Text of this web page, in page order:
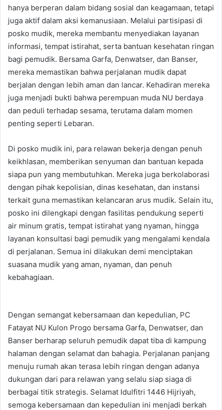
hanya berperan dalam bidang sosial dan keagamaan, tetapi
juga aktif dalam aksi kemanusiaan. Melalui partisipasi di
posko mudik, mereka membantu menyediakan layanan
informasi, tempat istirahat, serta bantuan kesehatan ringan
bagi pemudik. Bersama Garfa, Denwatser, dan Banser,
mereka memastikan bahwa perjalanan mudik dapat
berjalan dengan lebih aman dan lancar. Kehadiran mereka
juga menjadi bukti bahwa perempuan muda NU berdaya
dan peduli terhadap sesama, terutama dalam momen
penting seperti Lebaran.
Di posko mudik ini, para relawan bekerja dengan penuh
keikhlasan, memberikan senyuman dan bantuan kepada
siapa pun yang membutuhkan. Mereka juga berkolaborasi
dengan pihak kepolisian, dinas kesehatan, dan instansi
terkait guna memastikan kelancaran arus mudik. Selain itu,
posko ini dilengkapi dengan fasilitas pendukung seperti
air minum gratis, tempat istirahat yang nyaman, hingga
layanan konsultasi bagi pemudik yang mengalami kendala
di perjalanan. Semua ini dilakukan demi menciptakan
suasana mudik yang aman, nyaman, dan penuh
kebahagiaan.
Dengan semangat kebersamaan dan kepedulian, PC
Fatayat NU Kulon Progo bersama Garfa, Denwatser, dan
Banser berharap seluruh pemudik dapat tiba di kampung
halaman dengan selamat dan bahagia. Perjalanan panjang
menuju rumah akan terasa lebih ringan dengan adanya
dukungan dari para relawan yang selalu siap siaga di
berbagai titik strategis. Selamat Idulfitri 1446 Hijriyah,
semoga kebersamaan dan kepedulian ini menjadi berkah